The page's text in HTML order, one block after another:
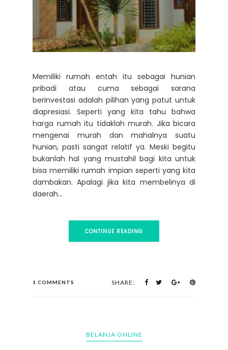
Memiliki rumah entah itu sebagai hunian
pribadi atau cuma sebagai sarana
berinvestasi adalah pilihan yang patut untuk
diapresiasi. Seperti yang kita tahu bahwa
harga rumah itu tidaklah murah. Jika bicara
mengenai murah dan mahalnya suatu
hunian, pasti sangat relatif ya. Meski begitu
bukanlah hal yang mustahil bagi kita untuk
bisa memiliki rumah impian seperti yang kita
dambakan. Apalagi jika kita membelinya di
daerah...
CONTINUE READING
1 COMMENTS SHARE:
BELANJA ONLINE